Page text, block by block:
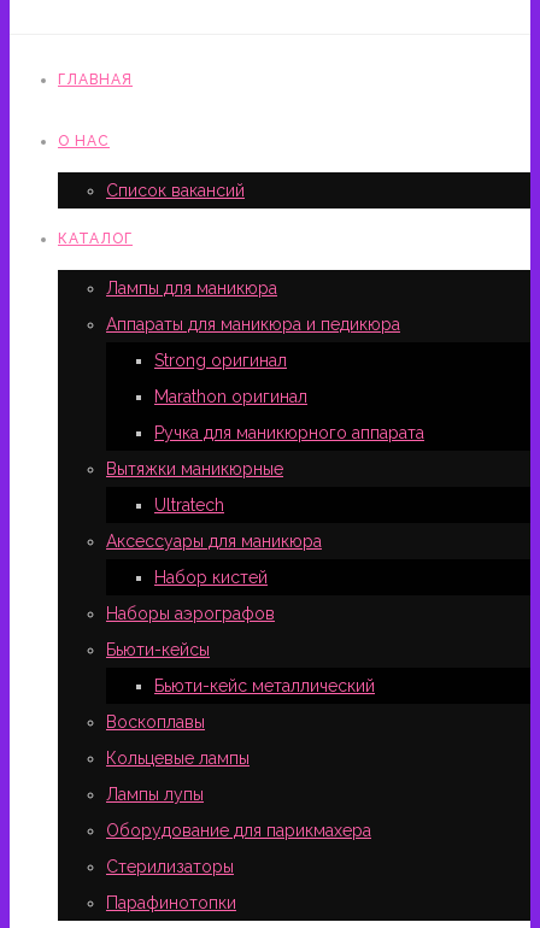
ГЛАВНАЯ
О НАС
Список вакансий
КАТАЛОГ
Лампы для маникюра
Аппараты для маникюра и педикюра
Strong оригинал
Marathon оригинал
Ручка для маникюрного аппарата
Вытяжки маникюрные
Ultratech
Аксессуары для маникюра
Набор кистей
Наборы аэрографов
Бьюти-кейсы
Бьюти-кейс металлический
Воскоплавы
Кольцевые лампы
Лампы лупы
Оборудование для парикмахера
Стерилизаторы
Парафинотопки